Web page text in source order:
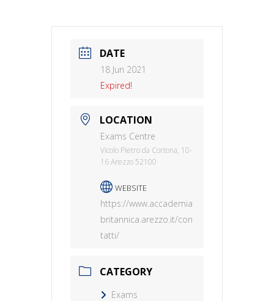
DATE
18 Jun 2021
Expired!
LOCATION
Exams Centre
Vicolo Pietro da Cortona, 10-
16 Arezzo 52100
WEBSITE
https://www.accademia
britannica.arezzo.it/con
tatti/
CATEGORY
Exams